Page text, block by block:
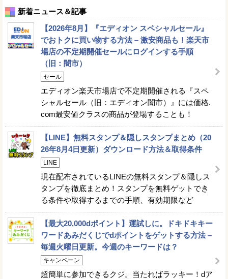
新着ニュース＆記事
【2026年8月】『エディオン スペシャルセール』
でおトクに買い物する方法 – 激安商品も！楽天市
場店の不定期開催セールにログインする手順
（旧：闇市）
セール
エディオン楽天市場店で不定期開催される『スペ
シャルセール（旧：エディオン闇市）』には価格.
com最安値クラスの商品が登場することも！
【LINE】無料スタンプ＆隠しスタンプまとめ（20
26年8月4日更新）ダウンロード方法＆取得条件
LINE
現在配布されているLINEの無料スタンプ＆隠しス
タンプを徹底まとめ！スタンプを無料ゲットでき
る条件や取得するまでの手順、有効期限など
【最大20,000dポイント】運試しに。ドキドキキー
ワードあみだくじでdポイントをゲットする方法 –
毎週火曜日更新。今週のキーワードは？
キャンペーン
超簡単に参加できるクジ。当たればラッキー！dア